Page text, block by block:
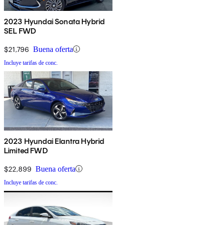
2023 Hyundai Sonata Hybrid
SEL FWD
$21,796 Buena oferta
Incluye tarifas de conc.
2023 Hyundai Elantra Hybrid
Limited FWD
$22,899 Buena oferta
Incluye tarifas de conc.